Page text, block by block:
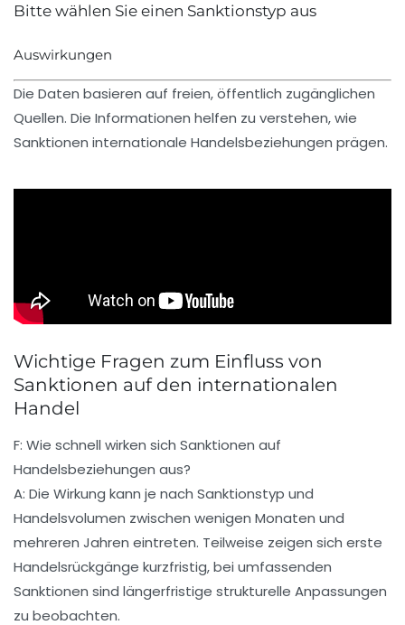
Bitte wählen Sie einen Sanktionstyp aus
Auswirkungen
Die Daten basieren auf freien, öffentlich zugänglichen
Quellen. Die Informationen helfen zu verstehen, wie
Sanktionen internationale Handelsbeziehungen prägen.
Wichtige Fragen zum Einfluss von
Sanktionen auf den internationalen
Handel
F: Wie schnell wirken sich Sanktionen auf
Handelsbeziehungen aus?
A: Die Wirkung kann je nach Sanktionstyp und
Handelsvolumen zwischen wenigen Monaten und
mehreren Jahren eintreten. Teilweise zeigen sich erste
Handelsrückgänge kurzfristig, bei umfassenden
Sanktionen sind längerfristige strukturelle Anpassungen
zu beobachten.